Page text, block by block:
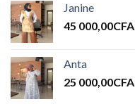
Janine
45 000,00CFA
Anta
25 000,00CFA